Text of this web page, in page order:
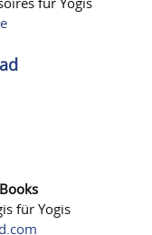
für Yogis